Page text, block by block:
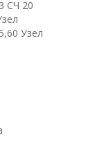
СЧ 20
Узел